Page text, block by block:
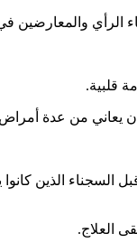
الرأي والمعارضين
الذين كانوا
العلاج.